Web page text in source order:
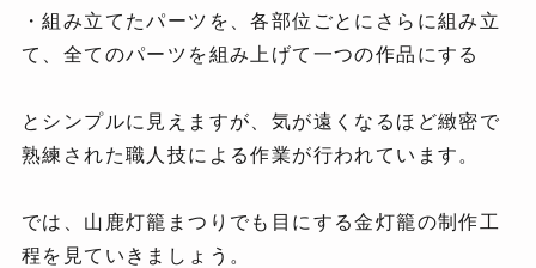
・組み立てたパーツを、各部位ごとにさらに組み立
て、全てのパーツを組み上げて一つの作品にする
とシンプルに見えますが、気が遠くなるほど緻密で
熟練された職人技による作業が行われています。
では、山鹿灯籠まつりでも目にする金灯籠の制作工
程を見ていきましょう。